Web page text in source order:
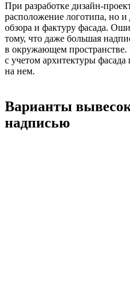
При разработке дизайн-
расположение логотипа, но
обзора и фактуру фасада.
тому, что даже большая
в окружающем пространстве.
с учетом архитектуры
на нем.
Варианты
надписью